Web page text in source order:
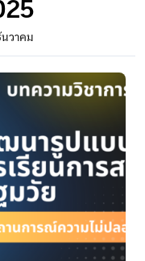
นวาคม